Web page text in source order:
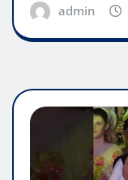
admin